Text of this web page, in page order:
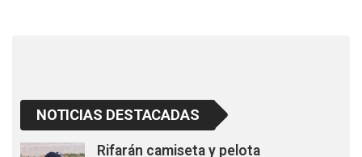
NOTICIAS DESTACADAS
Rifarán camiseta y pelota